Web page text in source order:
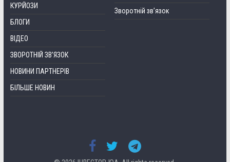
КУРЙОЗИ
БЛОГИ
ВІДЕО
ЗВОРОТНІЙ ЗВ’ЯЗОК
НОВИНИ ПАРТНЕРІВ
БІЛЬШЕ НОВИН
Зворотній зв’язок